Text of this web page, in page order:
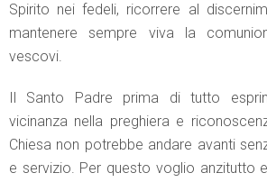
Spirito nei fedeli, ricorrere al
mantenere sempre viva la
vescovi.
Il Santo Padre prima di tutto
vicinanza nella preghiera e
Chiesa non potrebbe andare avanti
e servizio. Per questo voglio anzitutto